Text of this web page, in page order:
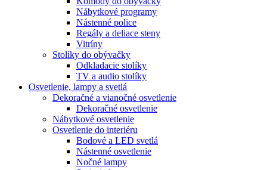
Nábytkové programy
Nástenné police
Regály a deliace steny
Vitríny
Stolíky do obývačky
Odkladacie stolíky
TV a audio stolíky
Osvetlenie, lampy a svetlá
Dekoračné a vianočné osvetlenie
Dekoračné osvetlenie
Nábytkové osvetlenie
Osvetlenie do interiéru
Bodové a LED svetlá
Nástenné osvetlenie
Nočné lampy